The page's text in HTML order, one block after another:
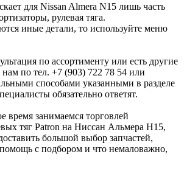
для Nissan Almera N15 лишь часть
рулевая тяга.
иные детали, то используйте меню
по ассортименту или есть другие
по тел. +7 (903) 722 78 54 или
способами указанными в разделе
обязательно ответят.
время занимаемся торговлей
тяг Patron на Ниссан Альмера Н15,
большой выбор запчастей,
с подбором и что немаловажно,